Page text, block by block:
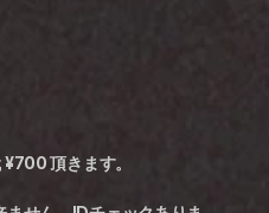
頂きます。